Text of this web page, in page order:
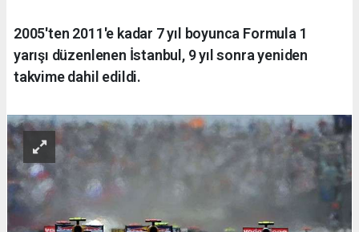
2005'ten 2011'e kadar 7 yıl boyunca Formula 1
yarışı düzenlenen İstanbul, 9 yıl sonra yeniden
takvime dahil edildi.